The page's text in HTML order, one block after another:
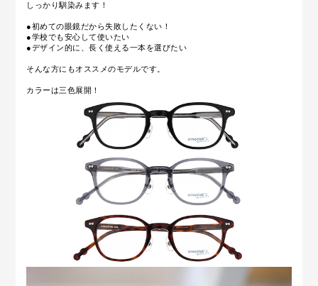
しっかり馴染みます！
●初めての眼鏡だから失敗したくない！
●学校でも安心して使いたい
●デザイン的に、長く使える一本を選びたい
そんな方にもオススメのモデルです。
カラーは三色展開！